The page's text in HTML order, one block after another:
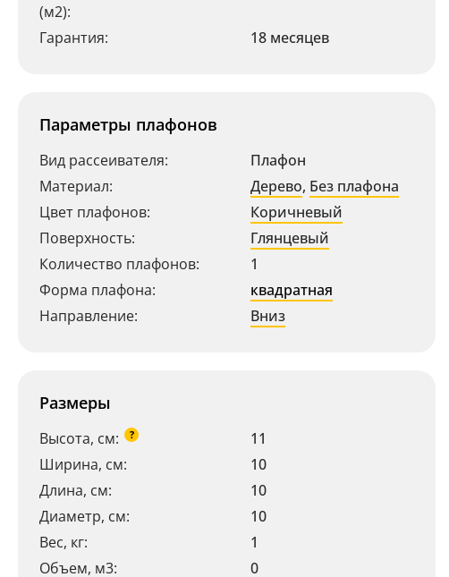
(м2):
Гарантия: 18 месяцев
Параметры плафонов
Вид рассеивателя:
Плафон
Материал:
Дерево, Без плафона
Цвет плафонов:
Коричневый
Поверхность:
Глянцевый
Количество плафонов:
1
Форма плафона:
квадратная
Направление:
Вниз
Размеры
Высота, см: ?
11
Ширина, см:
10
Длина, см:
10
Диаметр, см:
10
Вес, кг:
1
Объем, м3:
0